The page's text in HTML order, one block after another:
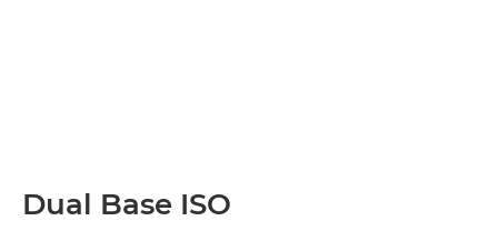
Dual Base ISO